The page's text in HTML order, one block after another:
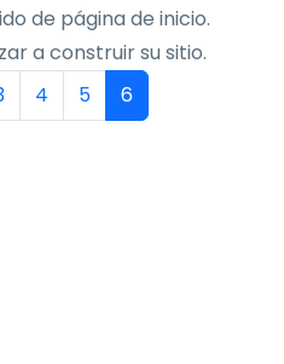
de página de inicio.
a construir su sitio.
Página
4 Página
5 Página actual
6